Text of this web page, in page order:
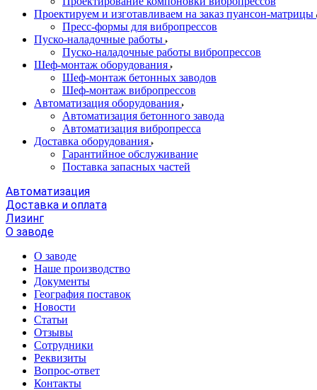
Проектируем и изготавливаем на заказ пуансон-матрицы
Пресс-формы для вибропрессов
Пуско-наладочные работы
Пуско-наладочные работы вибропрессов
Шеф-монтаж оборудования
Шеф-монтаж бетонных заводов
Шеф-монтаж вибропрессов
Автоматизация оборудования
Автоматизация бетонного завода
Автоматизация вибропресса
Доставка оборудования
Гарантийное обслуживание
Поставка запасных частей
Автоматизация
Доставка и оплата
Лизинг
О заводе
О заводе
Наше производство
Документы
География поставок
Новости
Статьи
Отзывы
Сотрудники
Реквизиты
Вопрос-ответ
Контакты